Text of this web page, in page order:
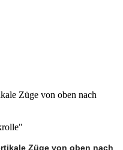
Züge von oben nach
Züge von oben nach